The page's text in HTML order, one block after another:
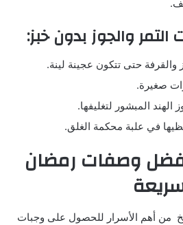
والجوز بدون خبز:
والقرفة حتى تتكون عجينة لينة.
صغيرة.
المبشور لتغليفها.
في علبة محكمة الغلق.
وصفات رمضان
من أهم الأسرار للحصول على وجبات